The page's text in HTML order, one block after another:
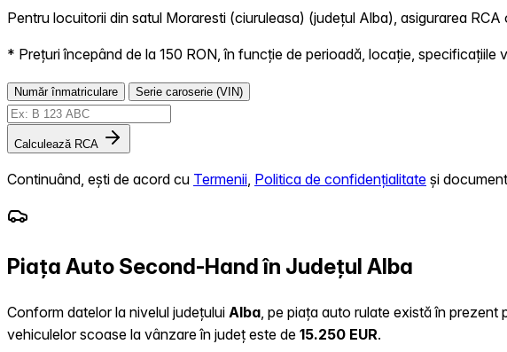
Pentru locuitorii din satul Moraresti (ciuruleasa) (județul Alba), asigurarea
* Prețuri începând de la 150 RON, în funcție de perioadă, locație, specificațiile
Număr înmatriculare Serie caroserie (VIN)
Calculează RCA
Continuând, ești de acord cu Termenii Politica de confidențialitate și
Piața Auto Second-Hand în Județul Alba
Conform datelor la nivelul județului Alba , pe piața auto rulate există în prezent
vehiculelor scoase la vânzare în județ este de 15.250 EUR.